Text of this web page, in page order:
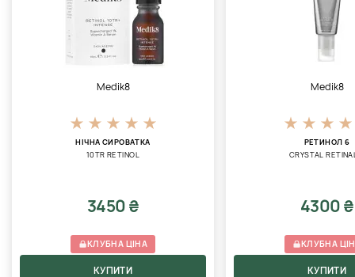
Medik8
НІЧНА СИРОВАТКА
10TR RETINOL
3450 ₴
КЛУБНА ЦІНА
КУПИТИ
Medik8
РЕТИНОЛ 6
CRYSTAL
4300 ₴
КЛУБНА
КУПИТИ